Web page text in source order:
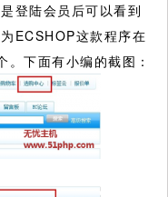
登陆会员后可以看到
ECSHOP这款程序在
下面有小编的截图：